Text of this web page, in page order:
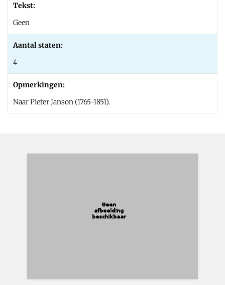
Tekst:
Geen
Aantal staten:
4
Opmerkingen:
Naar Pieter Janson (1765-1851).